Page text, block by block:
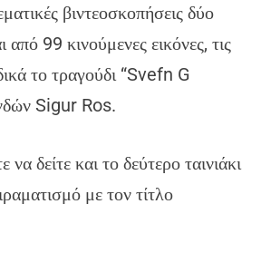
βιντεοσκοπήσεις δύο
99 κινούμενες εικόνες, τις
το τραγούδι “Svefn G
Sigur Ros.
να δείτε και το δεύτερο ταινιάκι
με τον τίτλο